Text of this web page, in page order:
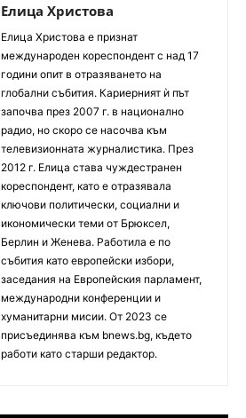
Елица Христова
Елица Христова е признат
международен кореспондент с над 17
години опит в отразяването на
глобални събития. Кариерният ѝ път
започва през 2007 г. в национално
радио, но скоро се насочва към
телевизионната журналистика. През
2012 г. Елица става чуждестранен
кореспондент, като е отразявала
ключови политически, социални и
икономически теми от Брюксел,
Берлин и Женева. Работила е по
събития като европейски избори,
заседания на Европейския парламент,
международни конференции и
хуманитарни мисии. От 2023 се
присъединява към bnews.bg, където
работи като старши редактор.